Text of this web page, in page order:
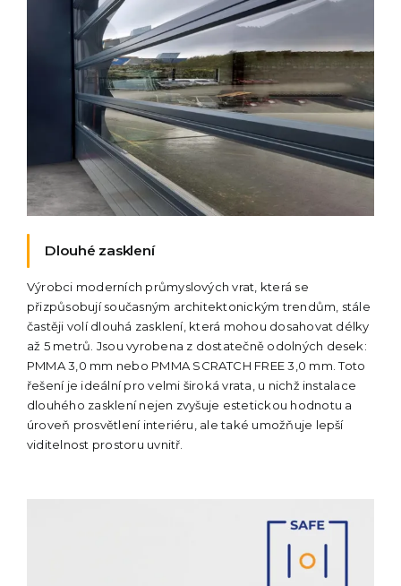
Dlouhé zasklení
Výrobci moderních průmyslových vrat, která se
přizpůsobují současným architektonickým trendům, stále
častěji volí dlouhá zasklení, která mohou dosahovat délky
až 5 metrů. Jsou vyrobena z dostatečně odolných desek:
PMMA 3,0 mm nebo PMMA SCRATCH FREE 3,0 mm. Toto
řešení je ideální pro velmi široká vrata, u nichž instalace
dlouhého zasklení nejen zvyšuje estetickou hodnotu a
úroveň prosvětlení interiéru, ale také umožňuje lepší
viditelnost prostoru uvnitř.